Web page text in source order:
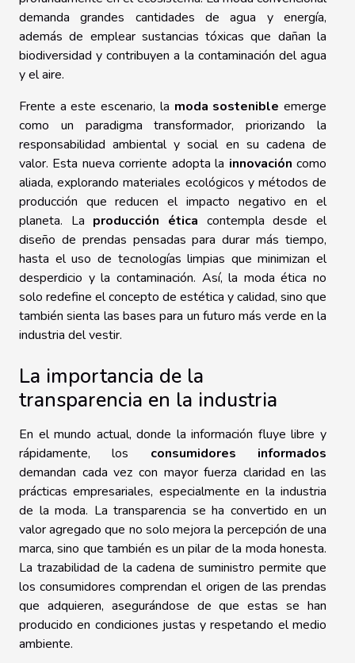
demanda grandes cantidades de agua y energía,
además de emplear sustancias tóxicas que dañan la
biodiversidad y contribuyen a la contaminación del agua
y el aire.
Frente a este escenario, la moda sostenible emerge
como un paradigma transformador, priorizando la
responsabilidad ambiental y social en su cadena de
valor. Esta nueva corriente adopta la innovación como
aliada, explorando materiales ecológicos y métodos de
producción que reducen el impacto negativo en el
planeta. La producción ética contempla desde el
diseño de prendas pensadas para durar más tiempo,
hasta el uso de tecnologías limpias que minimizan el
desperdicio y la contaminación. Así, la moda ética no
solo redefine el concepto de estética y calidad, sino que
también sienta las bases para un futuro más verde en la
industria del vestir.
La importancia de la
transparencia en la industria
En el mundo actual, donde la información fluye libre y
rápidamente, los consumidores informados
demandan cada vez con mayor fuerza claridad en las
prácticas empresariales, especialmente en la industria
de la moda. La transparencia se ha convertido en un
valor agregado que no solo mejora la percepción de una
marca, sino que también es un pilar de la moda honesta.
La trazabilidad de la cadena de suministro permite que
los consumidores comprendan el origen de las prendas
que adquieren, asegurándose de que estas se han
producido en condiciones justas y respetando el medio
ambiente.